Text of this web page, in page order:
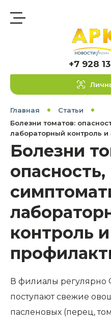
+7 928
Главная
Статьи
Болезни томатов:
лабораторный контроль
Болезни
опасность,
контроль
В филиалы
поступают свежие
пасленовых (перец,